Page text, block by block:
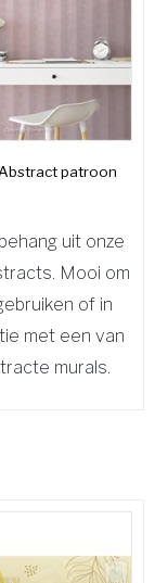
patroon
uit onze
Mooi om
of in
met een van
murals.